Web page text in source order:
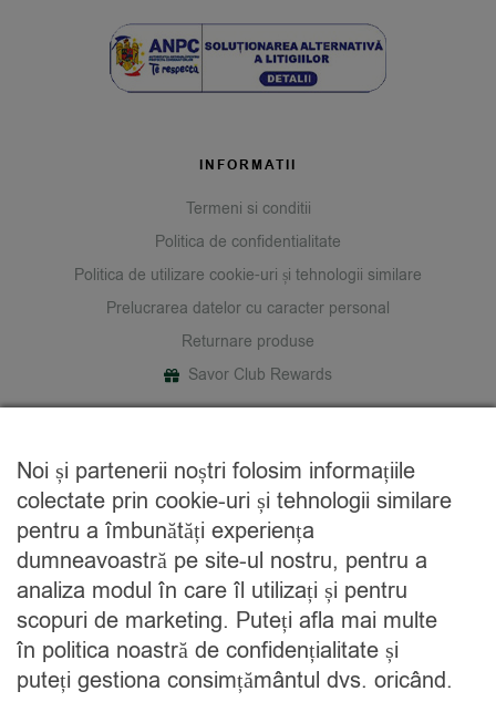
INFORMATII
Termeni si conditii
Politica de confidentialitate
Politica de utilizare cookie-uri și tehnologii similare
Prelucrarea datelor cu caracter personal
Returnare produse
Savor Club Rewards
Cine suntem
Blog
Contact
CATEGORII
Condimente
Mixuri
Noi și partenerii noștri folosim informațiile
colectate prin cookie-uri și tehnologii similare
pentru a îmbunătăți experiența
dumneavoastră pe site-ul nostru, pentru a
analiza modul în care îl utilizați și pentru
scopuri de marketing. Puteți afla mai multe
în politica noastră de confidențialitate și
puteți gestiona consimțământul dvs. oricând.